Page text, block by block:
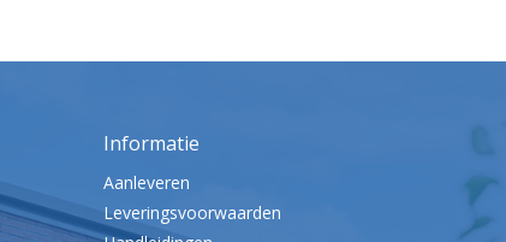
Informatie
Aanleveren
Leveringsvoorwaarden